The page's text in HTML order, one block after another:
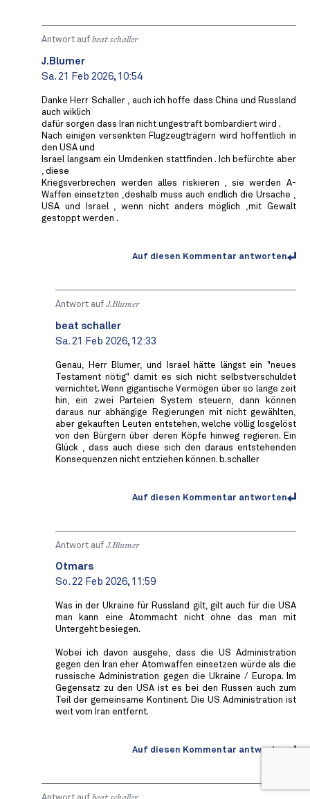
Antwort auf beat schaller
J.Blumer
Sa. 21 Feb 2026, 10:54
Danke Herr Schaller , auch ich hoffe dass China und Russland
auch wiklich
dafür sorgen dass Iran nicht ungestraft bombardiert wird .
Nach einigen versenkten Flugzeugträgern wird hoffentlich in
den USA und
Israel langsam ein Umdenken stattfinden . Ich befürchte aber
, diese
Kriegsverbrechen werden alles riskieren , sie werden A-
Waffen einsetzten ,deshalb muss auch endlich die Ursache ,
USA und Israel , wenn nicht anders möglich ,mit Gewalt
gestoppt werden .
Auf diesen Kommentar antworten
Antwort auf J.Blumer
beat schaller
Sa. 21 Feb 2026, 12:33
Genau, Herr Blumer, und Israel hätte längst ein "neues
Testament nötig" damit es sich nicht selbstverschuldet
vernichtet. Wenn gigantische Vermögen über so lange zeit
hin, ein zwei Parteien System steuern, dann können
daraus nur abhängige Regierungen mit nicht gewählten,
aber gekauften Leuten entstehen, welche völlig losgelöst
von den Bürgern über deren Köpfe hinweg regieren. Ein
Glück , dass auch diese sich den daraus entstehenden
Konsequenzen nicht entziehen können. b.schaller
Auf diesen Kommentar antworten
Antwort auf J.Blumer
Otmars
So. 22 Feb 2026, 11:59
Was in der Ukraine für Russland gilt, gilt auch für die USA
man kann eine Atommacht nicht ohne das man mit
Untergeht besiegen.
Wobei ich davon ausgehe, dass die US Administration
gegen den Iran eher Atomwaffen einsetzen würde als die
russische Administration gegen die Ukraine / Europa. Im
Gegensatz zu den USA ist es bei den Russen auch zum
Teil der gemeinsame Kontinent. Die US Administration ist
weit vom Iran entfernt.
Auf diesen Kommentar antworten